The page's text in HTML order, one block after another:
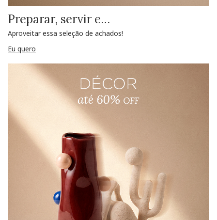
Preparar, servir e…
Aproveitar essa seleção de achados!
Eu quero